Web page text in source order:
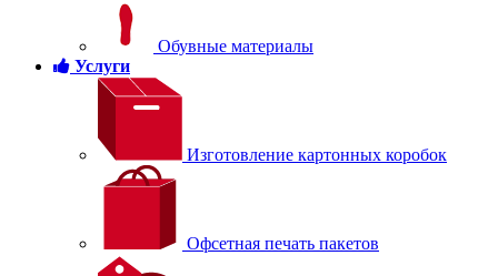
Обувные материалы
Услуги
Изготовление картонных коробок
Офсетная печать пакетов